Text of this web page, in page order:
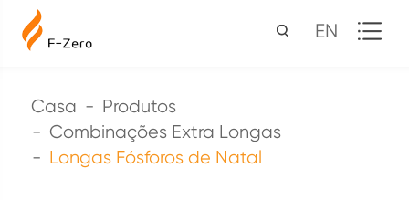
EN
Casa
Produtos
Combinações Extra Longas
Longas Fósforos de Natal